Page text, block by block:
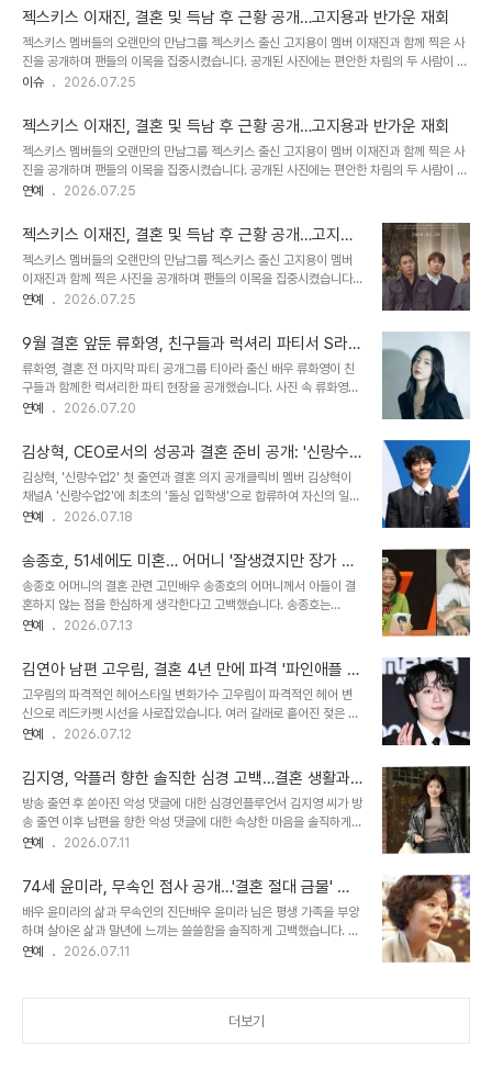
버 프로그래머로 재직 ..
과 근황특히 지난 2021년 결혼 후 별다른 방송 활동을 하지 않았던 이재진의 근황에 관심이
쏠리고 있습니다. 앞서 방송을 통해 이재진이 결혼하여 아들을 낳았다는 소식이 전해진 바
있습니다. 이 소식은 팬들에게 놀라움과 함께 축하를 받았습니다. 고지용의 활동과 젝스키스
멤버들의 관계고지용은 젝스키스 해체 후 연예계를 은퇴하고 의사 허양임과 결혼하여 ..
젝스키스 이재진, 결혼 및 득남 후 근황 공개…고지용과 반가운 재회
젝스키스 멤버들의 오랜만의 만남그룹 젝스키스 출신 고지용이 멤버 이재진과 함께 찍은 사
진을 공개하며 팬들의 이목을 집중시켰습니다. 공개된 사진에는 편안한 차림의 두 사람이 식
사 중 다정하게 셀카를 찍는 모습이 담겨 있습니다. 무한도전 토토가 시즌2 이후 오랜만에
과 근황특히 지난 2021년 결혼 후 별다른 방송 활동을 하지 않았던 이재진의 근황에 관심이
쏠리고 있습니다. 앞서 방송을 통해 이재진이 결혼하여 아들을 낳았다는 소식이 전해진 바
있습니다. 이 소식은 팬들에게 놀라움과 함께 축하를 받았습니다. 고지용의 활동과 젝스키스
멤버들의 관계고지용은 젝스키스 해체 후 연예계를 은퇴하고 의사 허양임과 결혼하여 ..
이슈 2026.07.25
젝스키스 이재진, 결혼 및 득남 후 근황 공개…고지용과 반가운 재회
젝스키스 멤버들의 오랜만의 만남그룹 젝스키스 출신 고지용이 멤버 이재진과 함께 찍은 사
진을 공개하며 팬들의 이목을 집중시켰습니다. 공개된 사진에는 편안한 차림의 두 사람이 식
사 중 다정하게 셀카를 찍는 모습이 담겨 있습니다. 무한도전 토토가 시즌2 이후 오랜만에
과 근황특히 지난 2021년 결혼 후 별다른 방송 활동을 하지 않았던 이재진의 근황에 관심이
쏠리고 있습니다. 앞서 방송을 통해 이재진이 결혼하여 아들을 낳았다는 소식이 전해진 바
있습니다. 이 소식은 팬들에게 놀라움과 함께 축하를 받았습니다. 고지용의 활동과 젝스키스
멤버들의 관계고지용은 젝스키스 해체 후 연예계를 은퇴하고 의사 허양임과 결혼하여 ..
연예 2026.07.25
젝스키스 이재진, 결혼 및 득남 후 근황 공개…고지용
과 반가운 재회
젝스키스 멤버들의 오랜만의 만남그룹 젝스키스 출신 고지용이 멤버
이재진과 함께 찍은 사진을 공개하며 팬들의 이목을 집중시켰습니다.
공개된 사진에는 편안한 차림의 두 사람이 식사 중 다정하게 셀카를 찍
된 이들의 모습에 많은 팬들이 반가움을 표하고 있습니다. 이재진의 결
혼 및 득남 소식과 근황특히 지난 2021년 결혼 후 별다른 방송 활동을
하지 않았던 이재진의 근황에 관심이 쏠리고 있습니다. 앞서 방송을 통
해 이재진이 결혼하여 아들을 낳았다는 소식이 전해진 바 있습니다. 이
소식은 팬들에게 놀라움과 함께 축하를 받았습니다. 고지용의 활동과
고 의사 허양임과 결혼하여 ..
연예 2026.07.25
9월 결혼 앞둔 류화영, 친구들과 럭셔리 파티서 S라인
몸매 과시
류화영, 결혼 전 마지막 파티 공개그룹 티아라 출신 배우 류화영이 친
구들과 함께한 럭셔리한 파티 현장을 공개했습니다. 사진 속 류화영은
몸매가 드러나는 미니 원피스를 입고 고급스러운 레스토랑에서 포즈
사로잡았습니다. 꾸준한 자기 관리로 완성한 완벽 몸매류화영은 꾸준
한 운동을 통해 철저한 몸매 관리를 이어오고 있습니다. 미니 원피스를
입고 샴페인 잔을 들고 카메라를 응시하는 모습은 그녀의 건강하고 아
름다운 몸매를 더욱 돋보이게 합니다. 테이블에 걸터앉거나 의자에 앉
아 늘씬한 옆태를 뽐내는 모습도 인상적입니다. 결혼 소식과 함께 전해
입니다. 지난 4월 직접 결혼 ..
연예 2026.07.20
김상혁, CEO로서의 성공과 결혼 준비 공개: '신랑수
업2' 출연 화제
김상혁, '신랑수업2' 첫 출연과 결혼 의지 공개클릭비 멤버 김상혁이
채널A '신랑수업2'에 최초의 '돌싱 입학생'으로 합류하여 자신의 일상
과 결혼에 대한 진솔한 속마음을 공개했습니다. 동료들의 용기를 얻어
적인 사업가로서의 면모를 보여주며 준비된 신랑감으로서의 가능성을
입증했습니다. 사업가 김상혁의 성공적인 CEO 활동과 재정적 능력김
상혁은 맞춤 정장 숍을 운영하며 의류, 가방, 건강 패치 등 다양한 사업
을 성공적으로 이끌고 있습니다. 그의 사업 소득은 대기업 연봉 이상에
달한다고 밝혀 놀라움을 안겼습니다. 또한, 클릭비 멤버들과의 11년 만
사업가로서의 활동을 이어갔습..
연예 2026.07.18
송종호, 51세에도 미혼… 어머니 '잘생겼지만 장가 안
가 한심하다' 고백
송종호 어머니의 결혼 관련 고민배우 송종호의 어머니께서 아들이 결
혼하지 않는 점을 한심하게 생각한다고 고백했습니다. 송종호는
188cm의 키를 가진 배우로 드라마 '응답하라 1997'에 출연한 바
지 않아 불만을 표했습니다. 최다니엘의 독특한 식습관과 학창 시절 에
피소드게스트로 출연한 최다니엘은 유통기한이 지난 우유나 곰팡이
핀 음식을 먹는 등 독특한 식습관을 공개했습니다. 또한, 그는 수능 수
리영역에서 5점을 받았던 충격적인 경험을 털어놓으며 모두를 놀라게
했습니다. 최다니엘은 첫 키스 상대가 누나였던 왕 게임 에피소드도 전
라이언의 300평 규모의 로망 하우스가 ..
연예 2026.07.13
김연아 남편 고우림, 결혼 4년 만에 파격 '파인애플 머
리' 변신 공개
고우림의 파격적인 헤어스타일 변화가수 고우림이 파격적인 헤어 변
신으로 레드카펫 시선을 사로잡았습니다. 여러 갈래로 흩어진 젖은 질
감의 앞머리는 기존의 단정한 이미지를 완전히 바꿔놓았습니다. 첫 등
들의 뜨거운 반응과 스타일 분석팬들은 '파인애플 머리 같다', '오늘 스
타일 역대급이다' 등 뜨거운 반응을 보였습니다. 검은 한복과 독특한
헤어스타일이 의외의 조화를 이루며 반전 매력을 만들었습니다. 스타
일 하나만으로 이미지가 완전히 달라졌다는 평가가 나왔습니다. 불후
의 명곡 왕중왕전 레드카펫 현장이날 '불후의 명곡-2026 왕중왕전'
폭염 속에서도 많은 팬과 취재진이 몰려 ..
연예 2026.07.12
김지영, 악플러 향한 솔직한 심경 고백…결혼 생활과
출산 앞둔 심경까지
방송 출연 후 쏟아진 악성 댓글에 대한 심경인플루언서 김지영 씨가 방
송 출연 이후 남편을 향한 악성 댓글에 대한 속상한 마음을 솔직하게
털어놓았습니다. 남편의 긴장된 모습이 음침하게 비춰지면서 '관상이
악성 댓글로 인해 많은 고충을 겪었음을 밝혔습니다. 방송에서의 모습
과 실제 삶의 차이점김지영 씨는 방송에 비춰진 모습이 전부가 아니라
고 강조하며, 시청자들이 남편의 긴장된 표정을 오해했다고 설명했습
니다. 자신을 향한 '가식적이다', '연기 같다'는 댓글과 남편을 향한 '자
기중심적'이라는 평가에 대해 방송의 일부 모습만으로 판단하지 말아
연예 2026.07.11
74세 윤미라, 무속인 점사 공개…'결혼 절대 금물' 운
명과 쓸쓸한 말년
배우 윤미라의 삶과 무속인의 진단배우 윤미라 님은 평생 가족을 부양
하며 살아온 삶과 말년에 느끼는 쓸쓸함을 솔직하게 고백했습니다. 무
속인을 찾아 자신의 인생에 대한 조언을 구했으며, 무속인은 윤미라 님
주에 혼기가 없으며 결혼을 절대 해서는 안 되는 사람이라고 단호하게
연예 2026.07.11
더보기